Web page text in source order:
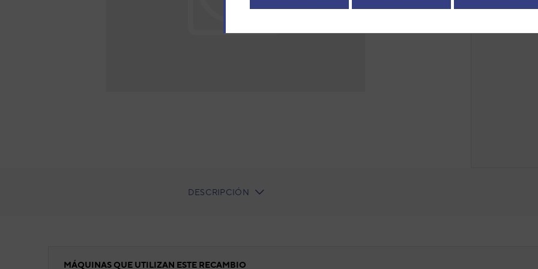
CURRENT
DESCRIPCIÓN
MÁQUINAS QUE UTILIZAN ESTE RECAMBIO